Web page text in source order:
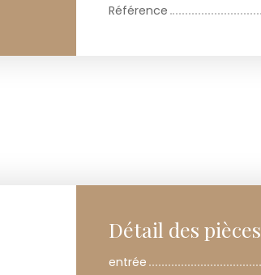
Référence
Détail des pièces
entrée